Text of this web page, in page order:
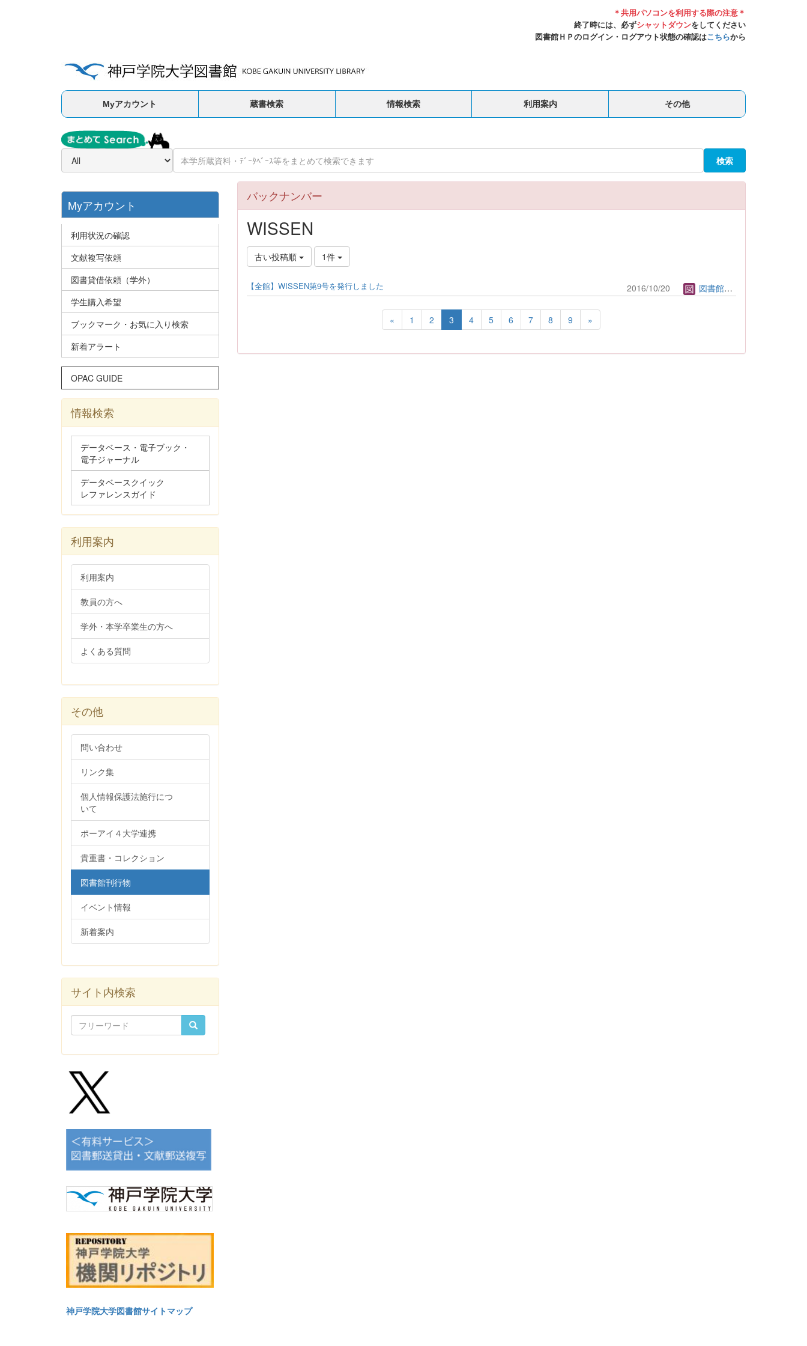
＊共用パソコンを利用する際の注意＊
終了時には、必ずシャットダウンをしてください
図書館ＨＰのログイン・ログアウト状態の確認はこちらから
Myアカウント 蔵書検索 情報検索 利用案内 その他
検索
バックナンバー
WISSEN
古い投稿順 1件
【全館】WISSEN第9号を発行しました 2016/10/20 図書館管理者
« 1 2 3 4 5 6 7 8 9 »
Myアカウント
利用状況の確認
文献複写依頼
図書貸借依頼（学外）
学生購入希望
ブックマーク・お気に入り検索
新着アラート
OPAC GUIDE
情報検索
データベース・電子ブック・
電子ジャーナル
データベースクイック
レファレンスガイド
利用案内
利用案内
教員の方へ
学外・本学卒業生の方へ
よくある質問
その他
問い合わせ
リンク集
個人情報保護法施行につ
いて
ポーアイ４大学連携
貴重書・コレクション
図書館刊行物
イベント情報
新着案内
サイト内検索
神戸学院大学図書館サイトマップ